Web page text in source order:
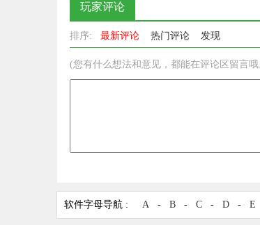
玩家评论
排序: 最新评论 热门评论 发现
(您有什么想法和意见，都能在评论区留言哦
软件字母导航 : A - B - C - D - E